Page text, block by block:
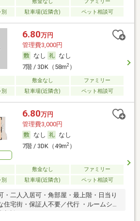
別
駐車場(近隣含) ペット相談可
6.80万円
管理費3,000円
なし
なし
7階 / 3DK（58m2）
敷金なし
ファミリー
駐車場(近隣含) ペット相談可
6.80万円
管理費3,000円
なし
なし
7階 / 3DK（49m2）
敷金なし
ファミリー
駐車場(近隣含) ペット相談可
・二人入居可・角部屋・最上階・日当り
住宅街・保証人不要／代行 ・ルームシェ